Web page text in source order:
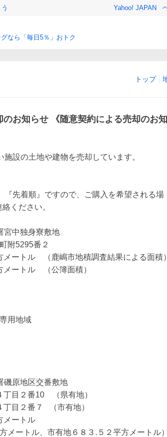
Yahoo! JAPAN
なら「毎日5％」おトク
トップ
お知らせ 《随意契約による売却のお
設の土地や建物を売却しています。
『先着順』ですので、ご購入を希望される
ください。
中独身寮敷地
附5295番２
メートル　（鹿嶋市地積調査結果による面積
　（公簿面積）
用地域
原地区交番敷地
４丁目２番10　（県有地）
番７   （市有地）
メートル